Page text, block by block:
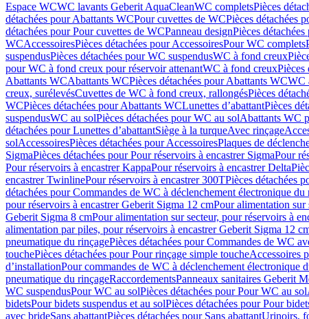
Espace WCWC lavants Geberit AquaCleanWC completsPièces
détachées pour Abattants WCPour cuvettes de WCPièces détachées
détachées pour Pour cuvettes de WCPanneau designPièces
WCAccessoiresPièces détachées pour AccessoiresPour WC complets
suspendusPièces détachées pour WC suspendusWC à fond creux
pour WC à fond creux pour réservoir attenantWC à fond creuxPièces
Abattants WCAbattants WCPièces détachées pour Abattants WCWC
creux, surélevésCuvettes de WC à fond creux, rallongésPièces
WCPièces détachées pour Abattants WCLunettes d’abattantPièces
suspendusWC au solPièces détachées pour WC au solAbattants WC
détachées pour Lunettes d’abattantSiège à la turqueAvec rinçage
solAccessoiresPièces détachées pour AccessoiresPlaques de
SigmaPièces détachées pour Pour réservoirs à encastrer SigmaPour
Pour réservoirs à encastrer KappaPour réservoirs à encastrer Delta
encastrer TwinlinePour réservoirs à encastrer 300TPièces détachées
détachées pour Commandes de WC à déclenchement électronique du
pour réservoirs à encastrer Geberit Sigma 12 cmPour alimentation sur
Geberit Sigma 8 cmPour alimentation sur secteur, pour réservoirs à
alimentation par piles, pour réservoirs à encastrer Geberit Sigma 12
pneumatique du rinçagePièces détachées pour Commandes de WC
touchePièces détachées pour Pour rinçage simple toucheAccessoires
d’installationPour commandes de WC à déclenchement électronique
pneumatique du rinçageRaccordementsPanneaux sanitaires Geberit
WC suspendusPour WC au solPièces détachées pour Pour WC au sol
bidetsPour bidets suspendus et au solPièces détachées pour Pour
avec brideSans abattantPièces détachées pour Sans abattantUrinoirs,